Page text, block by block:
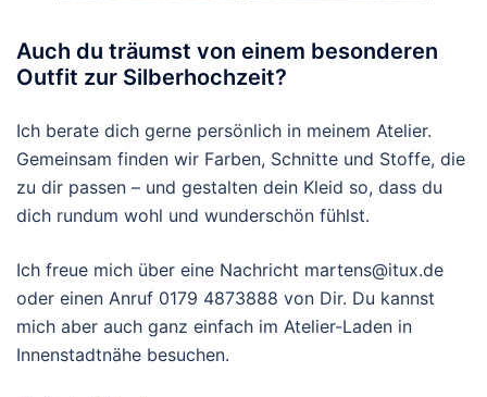
Auch du träumst von einem besonderen
Outfit zur Silberhochzeit?
Ich berate dich gerne persönlich in meinem Atelier.
Gemeinsam finden wir Farben, Schnitte und Stoffe, die
zu dir passen – und gestalten dein Kleid so, dass du
dich rundum wohl und wunderschön fühlst.
Ich freue mich über eine Nachricht martens@itux.de
oder einen Anruf 0179 4873888 von Dir. Du kannst
mich aber auch ganz einfach im Atelier-Laden in
Innenstadtnähe besuchen.